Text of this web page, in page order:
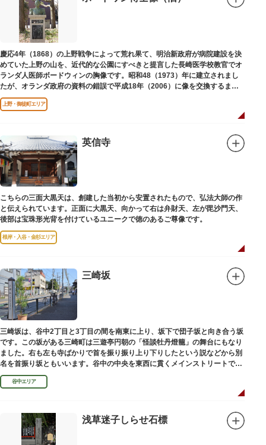
慶応4年（1868）の上野戦争によって荒れ果て、明治新政府が病院建設を決
めていた上野の山を、近代的な公園にすべきと提言した長崎医学校教官でオ
ランダ人医師ボードウィンの胸像です。昭和48（1973）年に建立されまし
たが、オランダ政府の資料の錯誤で平成18年（2006）に像を交換するまで
は博士の弟の像でした。
上野・御徒町エリア
英信寺
こちらの三面大黒天は、創建した当初から安置されたもので、弘法大師の作
と伝えられています。正面に大黒天、向かって右は弁財天、左が毘沙門天、
後部は宝珠形光背を付けているユニークで徳のあるご尊像です。
根岸・入谷・金杉エリア
三崎坂
三崎坂は、谷中2丁目と3丁目の間を南東に上り、坂下で団子坂と向き合う坂
です。この坂がある三崎町は三遊亭円朝の「怪談牡丹燈籠」の舞台にもなり
ました。右も左も寺ばかりで首を振り振り上り下りしたという説などから別
名を首振り坂ともいいます。谷中の中央を東西に貫くメインストリートで
す。
谷中エリア
浅草迷子しらせ石標